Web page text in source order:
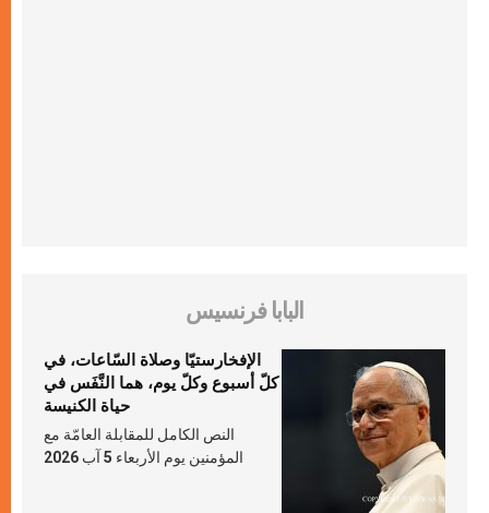
البابا فرنسيس
الإفخارستيّا وصلاة السّاعات، في
كلّ أسبوع وكلّ يوم، هما النَّفَس في
حياة الكنيسة
النص الكامل للمقابلة العامّة مع
المؤمنين يوم الأربعاء 5 آب 2026